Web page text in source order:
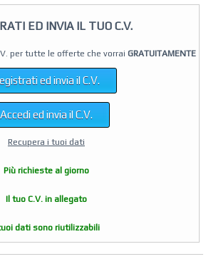
ED INVIA IL TUO C.V.
per tutte le offerte che vorrai GRATUITAMENTE
ed invia il C.V.
Accedi ed invia il C.V.
Recupera i tuoi dati
Più richieste al giorno
Il tuo C.V. in allegato
dati sono riutilizzabili